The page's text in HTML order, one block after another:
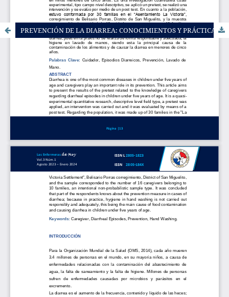
PREVENCIÓN DE LA DIARREA: CONOCIMIENTOS Y PRÁCTICAS DE HÁBITOS HIGIÉNICOS EN CUIDADORES DE NIÑOS MENORES DE CINCO AÑOS. ASENTAMIENTO LA VICTORIA, 2021.